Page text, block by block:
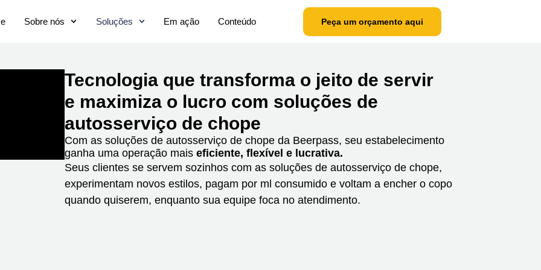
Sobre nós Soluções Em ação Conteúdo Peça um orçamento aqui
Tecnologia que transforma o jeito de servir
e maximiza o lucro com soluções de
autosserviço de chope
Com as soluções de autosserviço de chope da Beerpass, seu estabelecimento
ganha uma operação maiseficiente, flexível e lucrativa.
Seus clientes se servem sozinhos com as soluções de autosserviço de chope,
experimentam novos estilos, pagam por ml consumido e voltam a encher o copo
quando quiserem, enquanto sua equipe foca no atendimento.